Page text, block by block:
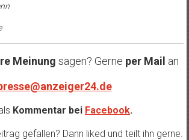
Meinung sagen? Gerne per Mail an
Kommentar bei Facebook.
gefallen? Dann liked und teilt ihn gerne.